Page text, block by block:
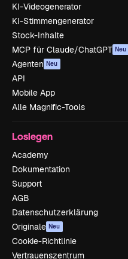
KI-Videogenerator
KI-Stimmengenerator
Stock-Inhalte
MCP für Claude/ChatGPT Neu
Agenten Neu
API
Mobile App
Alle Magnific-Tools
Loslegen
Academy
Dokumentation
Support
AGB
Datenschutzerklärung
Originale Neu
Cookie-Richtlinie
Vertrauenszentrum